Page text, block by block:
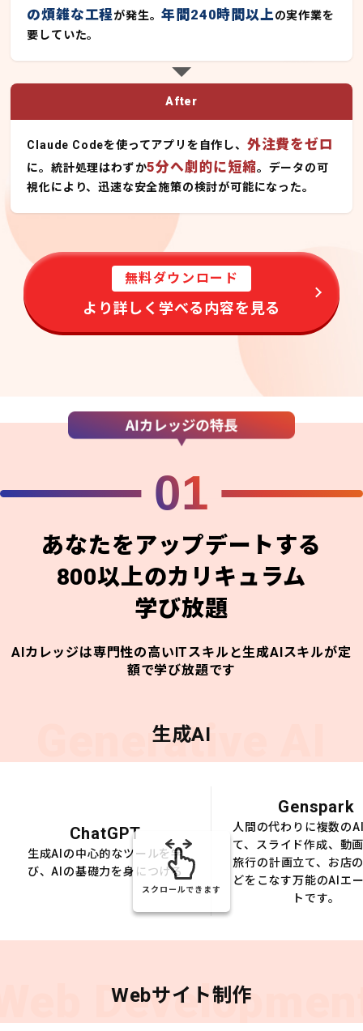
の煩雑な工程が発生。年間240時間以上の実作業を
要していた。
After
Claude Codeを使ってアプリを自作し、 外注費をゼロ
に。統計処理はわずか5分へ劇的に短縮。データの可
視化により、迅速な安全施策の検討が可能になった。
無料ダウンロード
より詳しく学べる内容を見る
01
あなたをアップデートする
800以上のカリキュラム
学び放題
AIカレッジは専門性の高いITスキルと生成AIスキルが定
額で学び放題です
Generative AI
生成AI
ChatGPT
生成AIの中心的なツールを学
び、AIの基礎力を身につける
Genspark
人間の代わりに複数の
て、スライド作成、動
旅行の計画立て、お店
どをこなす万能のAIエ
トです。
スクロールできます
Webサイト制作